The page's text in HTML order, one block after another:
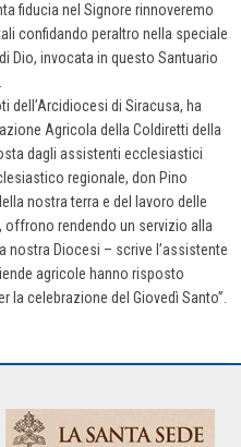
fiducia nel Signore rinnoveremo
confidando peraltro nella speciale
Dio, invocata in questo Santuario
dell’Arcidiocesi di Siracusa, ha
Agricola della Coldiretti della
dagli assistenti ecclesiastici
regionale, don Pino
nostra terra e del lavoro delle
rendendo un servizio alla
nostra Diocesi – scrive l’assistente
agricole hanno risposto
la celebrazione del Giovedì Santo”.